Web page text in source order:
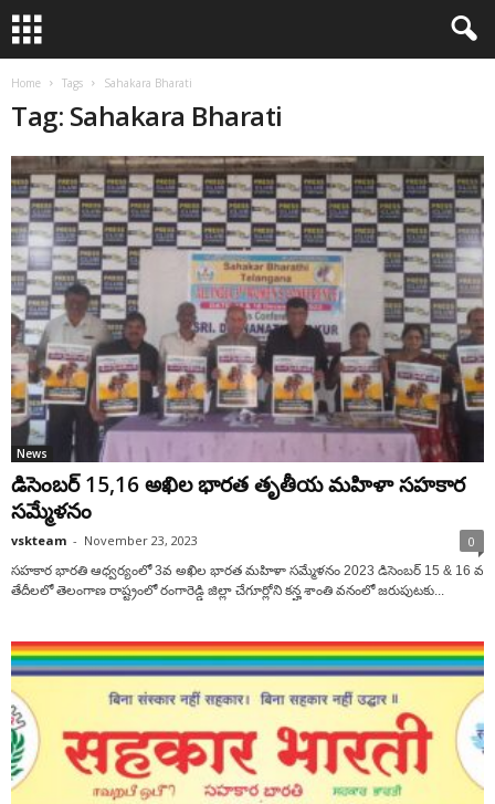
Home Tags Sahakara Bharati
Tag: Sahakara Bharati
News
డిసెంబ‌ర్ 15,16 అఖిల భార‌త తృతీయ మ‌హిళా స‌హ‌కార
స‌మ్మేళ‌నం
vskteam - November 23, 2023 0
సహకార భారతి ఆధ్వ‌ర్యంలో 3వ అఖిల భారత మహిళా సమ్మేళనం 2023 డిసెంబర్ 15 & 16 వ
తేదీలలో తెలంగాణ రాష్ట్రంలో రంగారెడ్డి జిల్లా చేగూర్లోని కన్హ శాంతి వనంలో జరుపుటకు...